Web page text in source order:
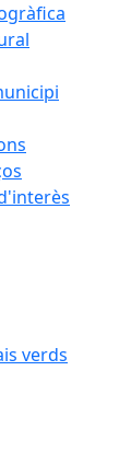
verds